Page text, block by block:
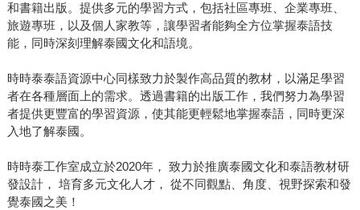
和書籍出版。提供多元的學習方式，包括社區專班、企業專班、
旅遊專班，以及個人家教等，讓學習者能夠全方位掌握泰語技
能，同時深刻理解泰國文化和語境。
時時泰泰語資源中心同樣致力於製作高品質的教材，以滿足學習
者在各種層面上的需求。透過書籍的出版工作，我們努力為學習
者提供更豐富的學習資源，使其能更輕鬆地掌握泰語，同時更深
入地了解泰國。
時時泰工作室成立於2020年， 致力於推廣泰國文化和泰語教材研
發設計， 培育多元文化人才， 從不同觀點、角度、視野探索和發
覺泰國之美！